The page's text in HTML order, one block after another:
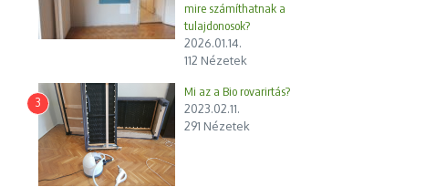
mire számíthatnak a
tulajdonosok?
2026.01.14.
112 Nézetek
3
Mi az a Bio rovarirtás?
2023.02.11.
291 Nézetek